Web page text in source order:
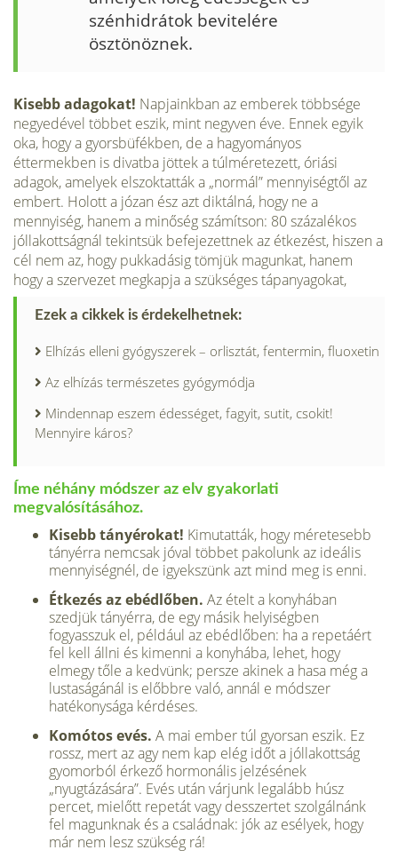
szénhidrátok bevitelére
ösztönöznek.
Kisebb adagokat! Napjainkban az emberek többsége
negyedével többet eszik, mint negyven éve. Ennek egyik
oka, hogy a gyorsbüfékben, de a hagyományos
éttermekben is divatba jöttek a túlméretezett, óriási
adagok, amelyek elszoktatták a „normál” mennyiségtől az
embert. Holott a józan ész azt diktálná, hogy ne a
mennyiség, hanem a minőség számítson: 80 százalékos
jóllakottságnál tekintsük befejezettnek az étkezést, hiszen a
cél nem az, hogy pukkadásig tömjük magunkat, hanem
hogy a szervezet megkapja a szükséges tápanyagokat,
Ezek a cikkek is érdekelhetnek:
Elhízás elleni gyógyszerek – orlisztát, fentermin, fluoxetin
Az elhízás természetes gyógymódja
Mindennap eszem édességet, fagyit, sutit, csokit!
Mennyire káros?
Íme néhány módszer az elv gyakorlati
megvalósításához.
Kisebb tányérokat! Kimutatták, hogy méretesebb
tányérra nemcsak jóval többet pakolunk az ideális
mennyi­ségnél, de igyekszünk azt mind meg is enni.
Étkezés az ebédlőben. Az ételt a konyhában
szedjük tányérra, de egy másik helyiségben
fogyasszuk el, például az ebédlőben: ha a repetáért
fel kell állni és kimenni a konyhába, lehet, hogy
elmegy tőle a kedvünk; persze akinek a hasa még a
lustaságá­nál is előbbre való, annál e módszer
hatékonysága kérdéses.
Komótos evés. A mai ember túl gyor­san eszik. Ez
rossz, mert az agy nem kap elég időt a jóllakottság
gyomor­ból érkező hormonális jelzésének
„nyugtázására”. Evés után várjunk legalább húsz
percet, mielőtt repetát vagy desszertet szolgálnánk
fel ma­gunknak és a családnak: jók az esé­lyek, hogy
már nem lesz szükség rá!